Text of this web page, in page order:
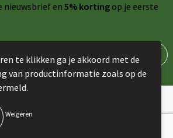
nieuwsbrief en 5% kortingop je eerste
AdPromo 2024
te klikken ga je akkoord met de
van productinformatie zoals op de
Weigeren